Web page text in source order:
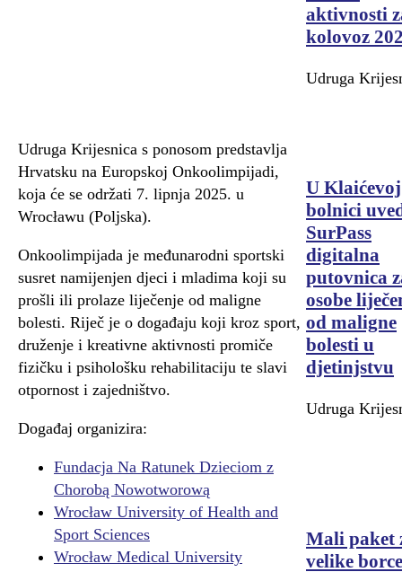
Udruga Krijesnica s ponosom predstavlja
Hrvatsku na Europskoj Onkoolimpijadi,
koja će se održati 7. lipnja 2025. u
Wrocławu (Poljska).
Onkoolimpijada je međunarodni sportski
susret namijenjen djeci i mladima koji su
prošli ili prolaze liječenje od maligne
bolesti. Riječ je o događaju koji kroz sport,
druženje i kreativne aktivnosti promiče
fizičku i psihološku rehabilitaciju te slavi
otpornost i zajedništvo.
Događaj organizira:
Fundacja Na Ratunek Dzieciom z
Chorobą Nowotworową
Wrocław University of Health and
Sport Sciences
Wrocław Medical University
aktivnosti
kolovoz
Udruga
U Klaićevoj
bolnici
SurPass
digitalna
putovnica
osobe
od maligne
bolesti u
djetinjstvu
Udruga
Mali paket
velike